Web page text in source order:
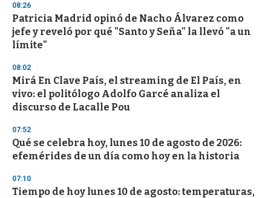
d
s
o
f
3
s
e
c
o
n
08:26
Patricia Madrid opinó de Nacho Álvarez como
jefe y reveló por qué "Santo y Seña" la llevó "a un
límite"
08:02
Mirá En Clave País, el streaming de El País, en
vivo: el politólogo Adolfo Garcé analiza el
discurso de Lacalle Pou
07:52
Qué se celebra hoy, lunes 10 de agosto de 2026:
efemérides de un día como hoy en la historia
07:10
Tiempo de hoy lunes 10 de agosto: temperaturas,